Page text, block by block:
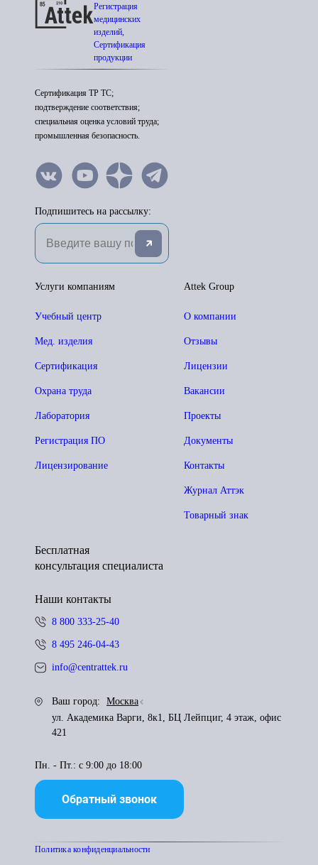
Регистрация
медицинских
изделий,
Сертификация
продукции
Сертификация ТР ТС;
подтверждение соответствия;
специальная оценка условий труда;
промышленная безопасность.
Подпишитесь на рассылку:
Attek Group
О компании
Отзывы
Лицензии
Вакансии
Проекты
Документы
Контакты
Журнал Аттэк
Товарный знак
Услуги компаниям
Учебный центр
Мед. изделия
Сертификация
Охрана труда
Лаборатория
Регистрация ПО
Лицензирование
Бесплатная
консультация специалиста
Наши контакты
8 800 333-25-40
8 495 246-04-43
info@centrattek.ru
Ваш город:
Москва
ул. Академика Варги, 8к1, БЦ Лейпциг, 4 этаж, офис
421
Пн. - Пт.: с 9:00 до 18:00
Обратный звонок
Политика конфиденциальности